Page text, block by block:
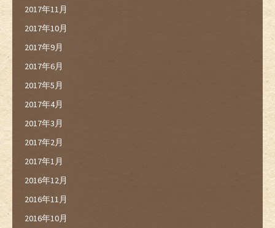
2017年11月
2017年10月
2017年9月
2017年6月
2017年5月
2017年4月
2017年3月
2017年2月
2017年1月
2016年12月
2016年11月
2016年10月